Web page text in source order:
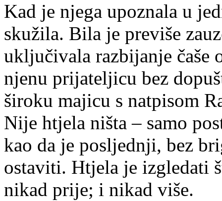
Kad je njega upoznala u
skužila. Bila je previše
uključivala razbijanje
njenu prijateljicu bez
široku majicu s natpisom
Nije htjela ništa – samo
kao da je posljednji, bez
ostaviti. Htjela je izgledati
nikad prije; i nikad više.